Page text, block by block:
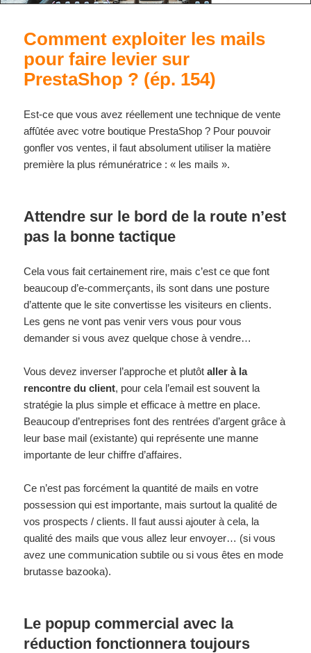
Comment exploiter les mails
pour faire levier sur
PrestaShop ? (ép. 154)
Est-ce que vous avez réellement une technique de vente
affûtée avec votre boutique PrestaShop ? Pour pouvoir
gonfler vos ventes, il faut absolument utiliser la matière
première la plus rémunératrice : « les mails ».
Attendre sur le bord de la route n’est
pas la bonne tactique
Cela vous fait certainement rire, mais c’est ce que font
beaucoup d’e-commerçants, ils sont dans une posture
d’attente que le site convertisse les visiteurs en clients.
Les gens ne vont pas venir vers vous pour vous
demander si vous avez quelque chose à vendre…
Vous devez inverser l’approche et plutôtaller à la
rencontre du client, pour cela l’email est souvent la
stratégie la plus simple et efficace à mettre en place.
Beaucoup d’entreprises font des rentrées d’argent grâce à
leur base mail (existante) qui représente une manne
importante de leur chiffre d’affaires.
Ce n’est pas forcément la quantité de mails en votre
possession qui est importante, mais surtout la qualité de
vos prospects / clients. Il faut aussi ajouter à cela, la
qualité des mails que vous allez leur envoyer… (si vous
avez une communication subtile ou si vous êtes en mode
brutasse bazooka).
Le popup commercial avec la
réduction fonctionnera toujours